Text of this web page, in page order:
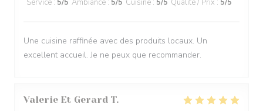
Service : 5/5 Ambiance : 5/5 Cuisine : 5/5 Qualité / Prix : 5/5
Une cuisine raffinée avec des produits locaux. Un
excellent accueil. Je ne peux que recommander.
Valerie Et Gerard T